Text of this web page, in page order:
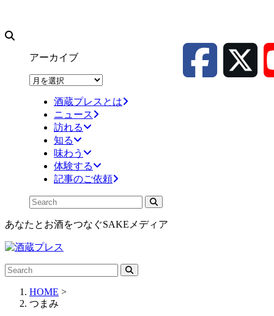
アーカイブ
ア
酒蔵プレスとは
ニュース
訪れる
知る
味わう
体験する
記事のご依頼
あなたとお酒をつなぐSAKEメディア
HOME >
つまみ